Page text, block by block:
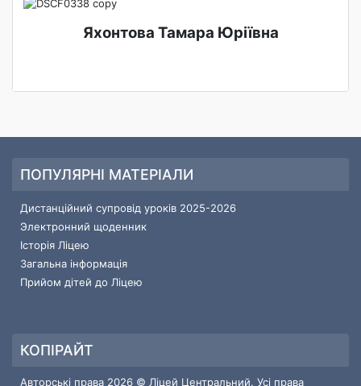
Яхонтова Тамара Юріївна
ПОПУЛЯРНІ МАТЕРІАЛИ
Дистанційний супровід уроків 2025-2026
Электронний щоденник
Історія Ліцею
Загальна інформація
Прийом дітей до Ліцею
КОПІРАЙТ
Авторські права 2026 © Ліцей Центральний. Усі права